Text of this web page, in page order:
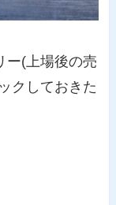
ー(上場後の売
クしておきた